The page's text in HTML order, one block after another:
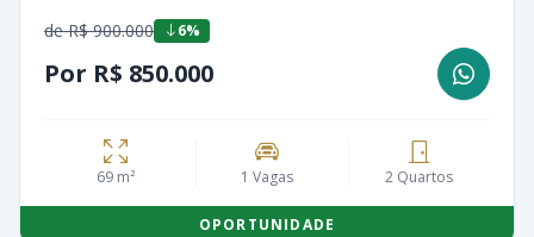
de R$ 900.000 6%
Por R$ 850.000
69 m² 1 Vagas 2 Quartos
OPORTUNIDADE